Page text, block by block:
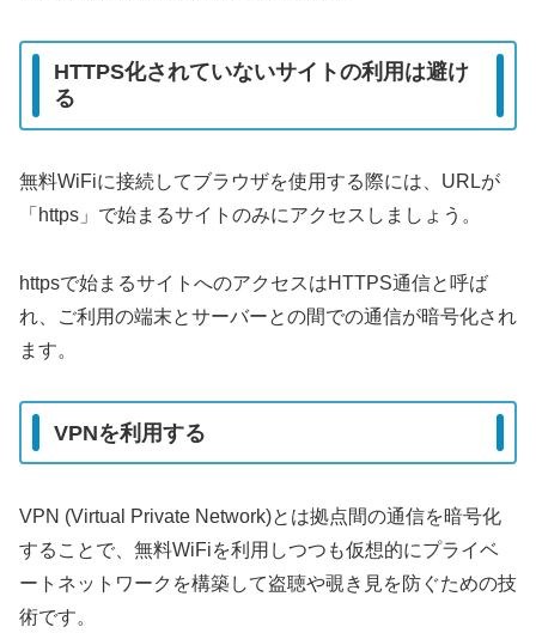
HTTPS化されていないサイトの利用は避け
る
無料WiFiに接続してブラウザを使用する際には、URLが
「https」で始まるサイトのみにアクセスしましょう。
httpsで始まるサイトへのアクセスはHTTPS通信と呼ば
れ、ご利用の端末とサーバーとの間での通信が暗号化され
ます。
VPNを利用する
VPN (Virtual Private Network)とは拠点間の通信を暗号化
することで、無料WiFiを利用しつつも仮想的にプライベ
ートネットワークを構築して盗聴や覗き見を防ぐための技
術です。